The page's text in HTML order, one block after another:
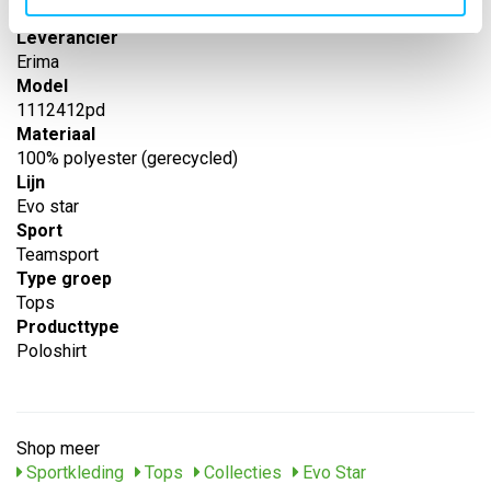
Leverancier
Erima
Model
1112412pd
Materiaal
100% polyester (gerecycled)
Lijn
Evo star
Sport
Teamsport
Type groep
Tops
Producttype
Poloshirt
Shop meer
Sportkleding
Tops Collecties Evo Star